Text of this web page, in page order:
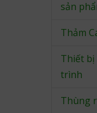
sản
Thảm
Thiết
trình
Thùng